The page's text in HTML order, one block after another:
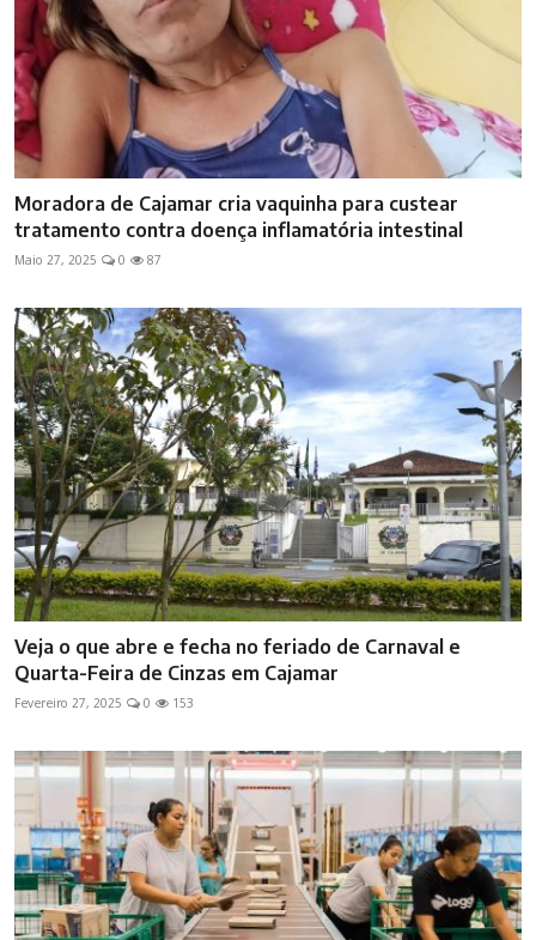
Moradora de Cajamar cria vaquinha para custear
tratamento contra doença inflamatória intestinal
Maio 27, 2025 0 87
Veja o que abre e fecha no feriado de Carnaval e
Quarta-Feira de Cinzas em Cajamar
Fevereiro 27, 2025 0 153